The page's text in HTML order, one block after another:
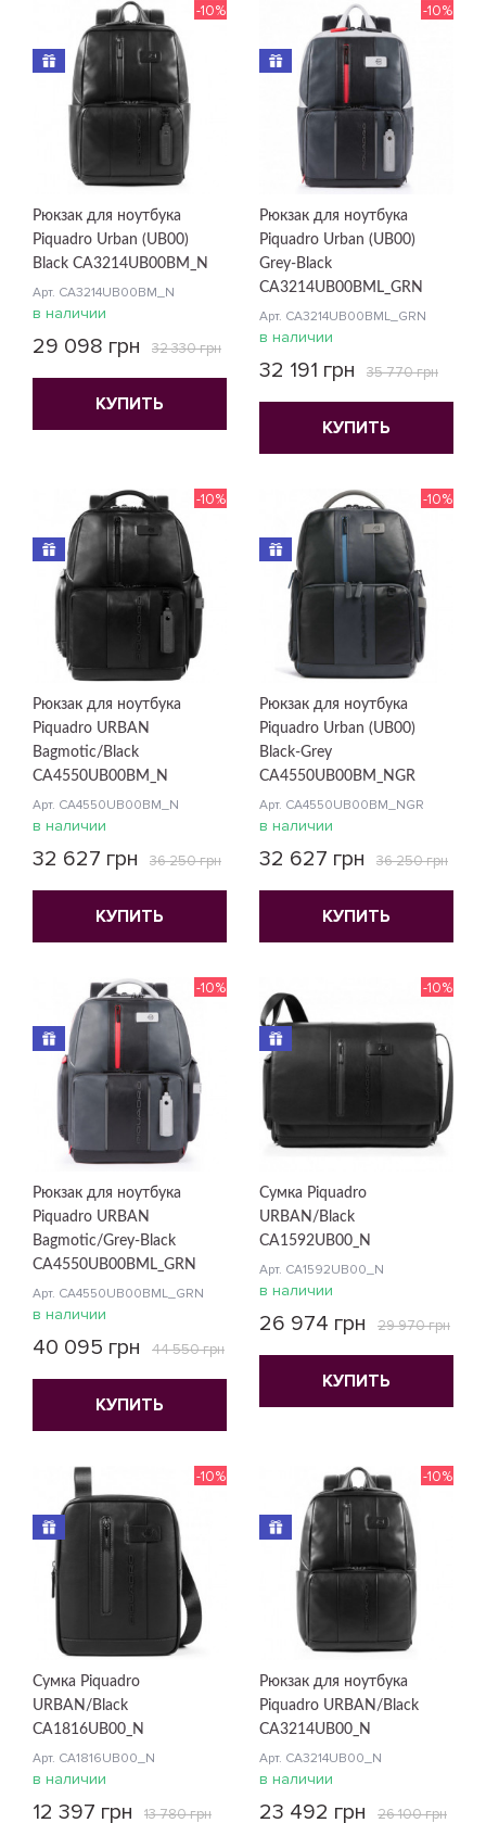
Рюкзак для ноутбука
Piquadro Urban (UB00)
Black CA3214UB00BM_N
Арт. CA3214UB00BM_N
-10%
в наличии
29 098 грн 32 330 грн
КУПИТЬ
Рюкзак для ноутбука
Piquadro Urban (UB00)
Grey-Black
CA3214UB00BML_GRN
Арт. CA3214UB00BML_GRN
-10%
в наличии
32 191 грн 35 770 грн
КУПИТЬ
Рюкзак для ноутбука
Piquadro URBAN
Bagmotic/Black
CA4550UB00BM_N
Арт. CA4550UB00BM_N
-10%
в наличии
32 627 грн 36 250 грн
КУПИТЬ
Рюкзак для ноутбука
Piquadro Urban (UB00)
Black-Grey
CA4550UB00BM_NGR
Арт. CA4550UB00BM_NGR
-10%
в наличии
32 627 грн 36 250 грн
КУПИТЬ
Рюкзак для ноутбука
Piquadro URBAN
Bagmotic/Grey-Black
CA4550UB00BML_GRN
Арт. CA4550UB00BML_GRN
-10%
в наличии
40 095 грн 44 550 грн
КУПИТЬ
Сумка Piquadro
URBAN/Black
CA1592UB00_N
Арт. CA1592UB00_N
-10%
в наличии
26 974 грн 29 970 грн
КУПИТЬ
Сумка Piquadro
URBAN/Black
CA1816UB00_N
Арт. CA1816UB00_N
-10%
в наличии
12 397 грн 13 780 грн
Рюкзак для ноутбука
Piquadro URBAN/Black
CA3214UB00_N
Арт. CA3214UB00_N
-10%
в наличии
23 492 грн 26 100 грн